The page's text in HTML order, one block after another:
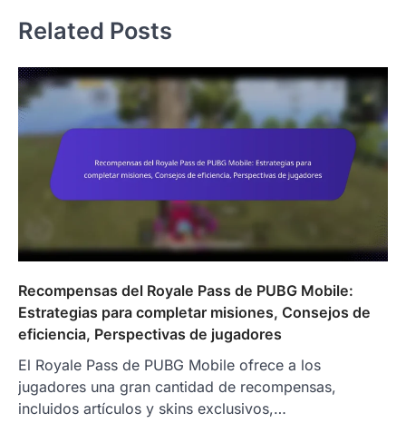
Related Posts
Recompensas del Royale Pass de PUBG Mobile:
Estrategias para completar misiones, Consejos de
eficiencia, Perspectivas de jugadores
El Royale Pass de PUBG Mobile ofrece a los
jugadores una gran cantidad de recompensas,
incluidos artículos y skins exclusivos,…